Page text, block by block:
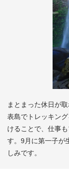
まとまった休日が
表島でトレッキン
けることで、仕事
す。9月に第一子が
しみです。